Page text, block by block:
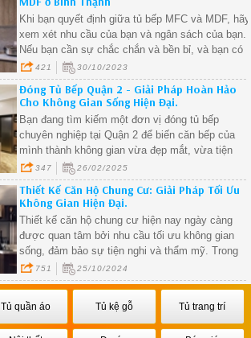
Khi bạn quyết định giữa tủ bếp MFC và MDF, hãy
xem xét nhu cầu của bạn và ngân sách của bạn.
Nếu bạn cần sự chắc chắn và bền bỉ, và bạn có
khả năng tài chính, tủ MDF có thể là lựa chọn
421 30/10/2023
Đóng Tủ Bếp Quận 2 - Giải Pháp Hoàn Hảo
Cho Không Gian Sống Hiện Đại.
Bạn đang tìm kiếm một đơn vị đóng tủ bếp
chuyên nghiệp tại Quận 2 để biến căn bếp của
mình thành không gian vừa đẹp mắt, vừa tiện
nghi? Với sự phát triển không ngừng của Quận 2
- khu vực đô thị sầm uất tại TP.HCM, nhu cầu
thiết kế và thi công tủ bếp ngày càng tăng cao.
Hãy cùng khám phá lý do tại sao dịch vụ đóng tủ
bếp tại Quận 2 lại trở thành lựa chọn hàng đầu
của nhiều gia đình hiện nay.
347 26/02/2025
Thiết Kế Căn Hộ Chung Cư: Giải Pháp Tối Ưu
Không Gian Hiện Đại.
Thiết kế căn hộ chung cư hiện nay ngày càng
được quan tâm bởi nhu cầu tối ưu không gian
sống, đảm bảo sự tiện nghi và thẩm mỹ. Trong
bài viết này, chúng ta sẽ cùng tìm hiểu các xu
hướng thiết kế căn hộ chung cư và những bí
ích và thoải mái.
751 25/10/2024
Tủ quần áo Tủ kệ gỗ Tủ trang trí